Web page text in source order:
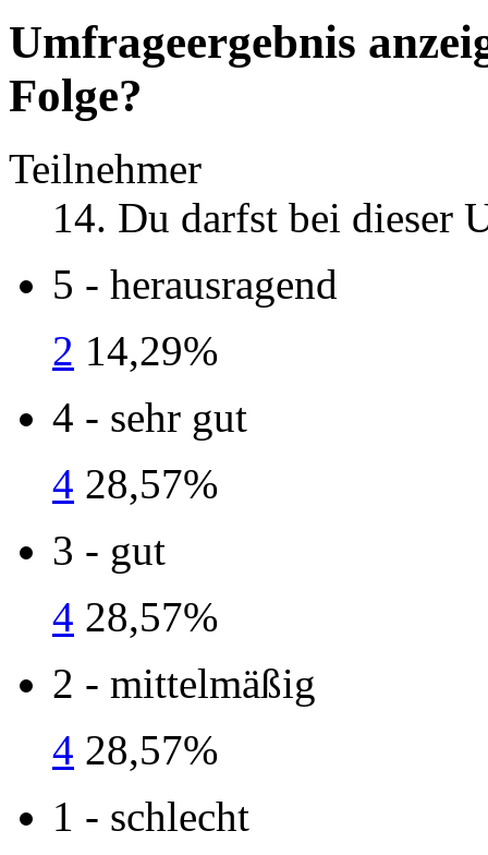
Umfrageergebnis
Folge?
Teilnehmer
14. Du darfst bei dieser
5 - herausragend
2 14,29%
4 - sehr gut
4 28,57%
3 - gut
4 28,57%
2 - mittelmäßig
4 28,57%
1 - schlecht